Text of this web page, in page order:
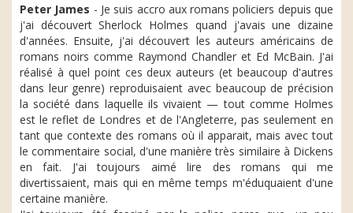
Peter James - Je suis accro aux romans policiers depuis que
j'ai découvert Sherlock Holmes quand j'avais une dizaine
d'années. Ensuite, j'ai découvert les auteurs américains de
romans noirs comme Raymond Chandler et Ed McBain. J'ai
réalisé à quel point ces deux auteurs (et beaucoup d'autres
dans leur genre) reproduisaient avec beaucoup de précision
la société dans laquelle ils vivaient — tout comme Holmes
est le reflet de Londres et de l'Angleterre, pas seulement en
tant que contexte des romans où il apparait, mais avec tout
le commentaire social, d'une manière très similaire à Dickens
en fait. J'ai toujours aimé lire des romans qui me
divertissaient, mais qui en même temps m'éduquaient d'une
certaine manière.